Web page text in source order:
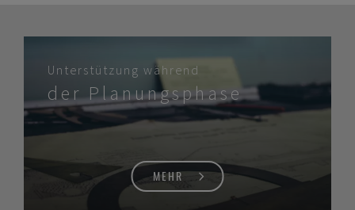
Unterstützung während
der Planungsphase
MEHR